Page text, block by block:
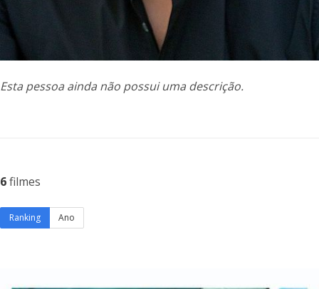
Esta pessoa ainda não possui uma descrição.
6filmes
Ranking Ano